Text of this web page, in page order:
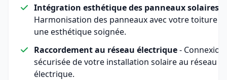
Intégration esthétique des panneaux solaires
Harmonisation des panneaux avec votre toiture
une esthétique soignée.
Raccordement au réseau électrique- Connexion
sécurisée de votre installation solaire au réseau
électrique.